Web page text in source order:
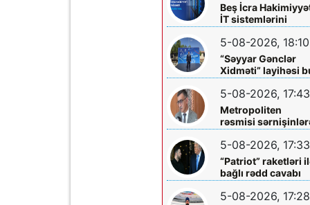
Beş İcra
İT sistemlərini
“Hökumət
buludu”na köçürdü
5-08-2026, 18:10
“Səyyar Gənclər
Xidməti” layihəsi
dəfə
5-08-2026, 17:43
Metropoliten
rəsmisi
çıxış yolu göstərdi
5-08-2026, 17:33
“Patriot” raketləri
bağlı rədd cavabı
aldı
5-08-2026, 17:28